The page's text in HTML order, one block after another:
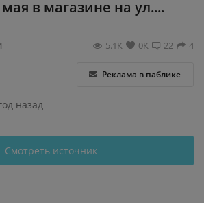
в магазине на ул....
4
22
0К
5.1К
Реклама в паблике
назад
Смотреть источник